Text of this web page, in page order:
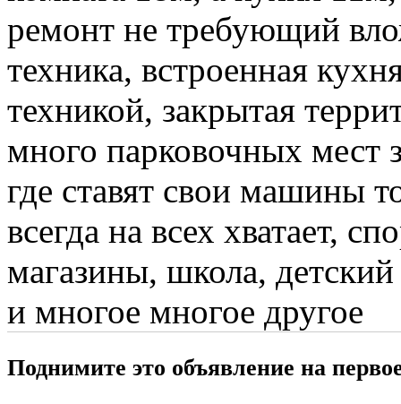
ремонт не требующий
техника, встроенная
техникой, закрытая
много парковочных мест
где ставят свои машины
всегда на всех хватает,
магазины, школа,
и многое многое другое
Поднимите это объявление на